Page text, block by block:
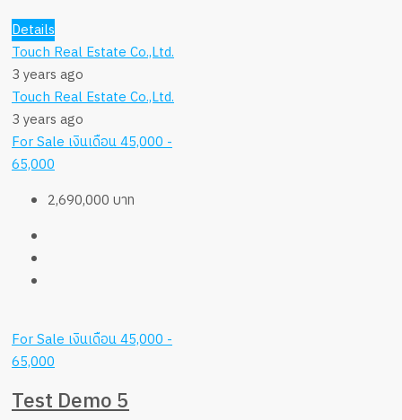
Details
Touch Real Estate Co.,Ltd.
3 years ago
Touch Real Estate Co.,Ltd.
3 years ago
For Saleเงินเดือน 45,000 -
65,000
2,690,000 บาท
For Saleเงินเดือน 45,000 -
65,000
Test Demo 5